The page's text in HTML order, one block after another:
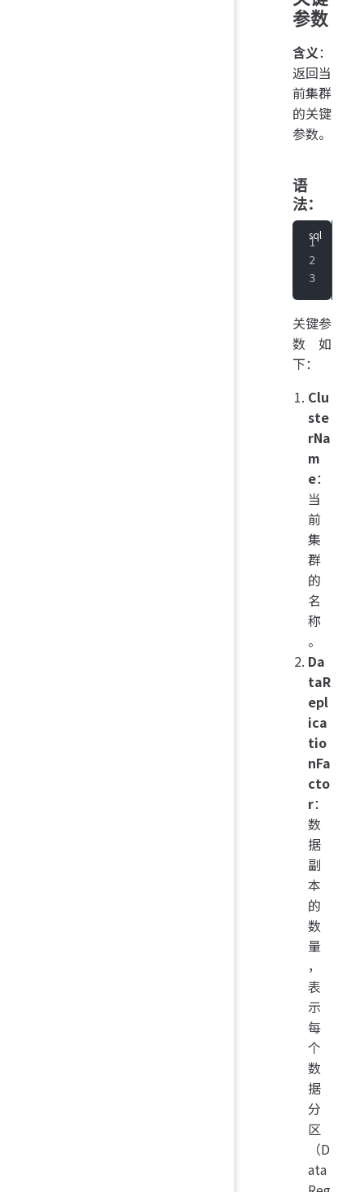
参数
含义：
返回当
前集群
的关键
参数。
语
法：
关键参
数如
下：
Clu
ste
rNa
m
e：
当
前
集
群
的
名
称
。
Da
taR
epl
ica
tio
nFa
cto
r：
数
据
副
本
的
数
量
，
表
示
每
个
数
据
分
区
（D
ata